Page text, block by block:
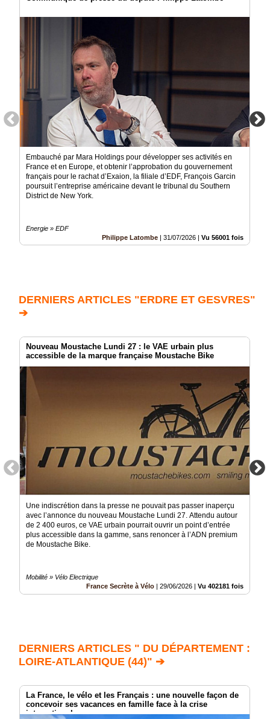
Embauché par Mara Holdings pour développer ses activités en
France et en Europe, et obtenir l’approbation du gouvernement
français pour le rachat d’Exaion, la filiale d’EDF, François Garcin
poursuit l’entreprise américaine devant le tribunal du Southern
District de New York.
Energie » EDF
Philippe Latombe | 31/07/2026 | Vu 56001 fois
DERNIERS ARTICLES "ERDRE ET GESVRES"
➔
Nouveau Moustache Lundi 27 : le VAE urbain plus
accessible de la marque française Moustache Bike
Une indiscrétion dans la presse ne pouvait pas passer inaperçu
avec l’annonce du nouveau Moustache Lundi 27. Attendu autour
de 2 400 euros, ce VAE urbain pourrait ouvrir un point d’entrée
plus accessible dans la gamme, sans renoncer à l’ADN premium
de Moustache Bike.
Mobilité » Vélo Electrique
France Secrète à Vélo
29/06/2026 Vu 402181 fois
DERNIERS ARTICLES " DU DÉPARTEMENT :
LOIRE-ATLANTIQUE (44)" ➔
La France, le vélo et les Français : une nouvelle façon de
concevoir ses vacances en famille face à la crise
internationale.